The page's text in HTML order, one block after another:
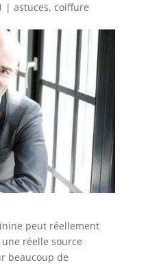
| astuces, coiffure
peut réellement
réelle source
beaucoup de